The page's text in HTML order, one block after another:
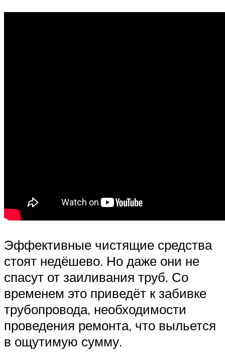
Эффективные чистящие средства
стоят недёшево. Но даже они не
спасут от заиливания труб. Со
временем это приведёт к забивке
трубопровода, необходимости
проведения ремонта, что выльется
в ощутимую сумму.